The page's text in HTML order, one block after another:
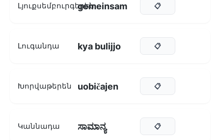
Լյուքսեմբուրգերենgemeinsam 📋
Լուգանդա kya bulijjo 📋
Խորվաթերեն uobičajen 📋
Կաննադա ಸಾಮಾನ್ಯ 📋